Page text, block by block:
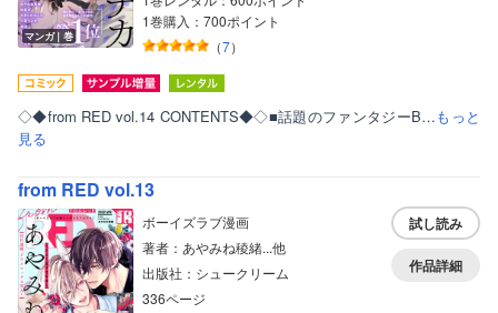
マンガ｜巻
1巻購入：700ポイント
（7）
◇◆from RED vol.14 CONTENTS◆◇■話題のファンタジーB…もっと
見る
from RED vol.13
ボーイズラブ漫画
著者：あやみね稜緒...他
出版社：シュークリーム
336ページ
試し読み
作品詳細